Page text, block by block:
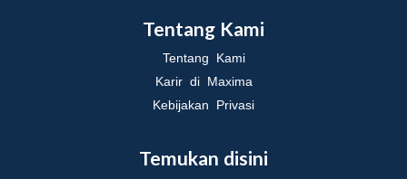
Tentang Kami
Tentang Kami
Karir di Maxima
Kebijakan Privasi
Temukan disini